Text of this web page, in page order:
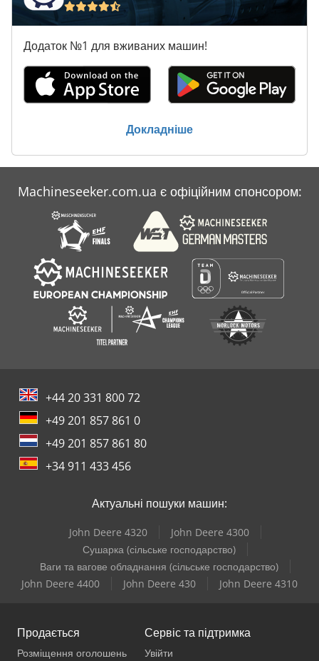
Брамний кран CORMAK 2T – це гарантія надійності та
безпеки при роботі з великими вантажами. Це інвестиція,
яка забезпечить ефективність і точність там, де інші рішення
не справляються. Можливість дооснащення дозволяє легко
адаптувати пристрій до конкретних виробничих або
монтажних потреб. Увага: кран продається без підйомника
– фотографії для ілюстрації. Технічні параметри:
180 мм Висота: 2400 мм – 3600 мм Загальна ширина: 2360
Додаток №1 для вживаних машин!
Докладніше
Machineseeker.com.ua є офіційним спонсором:
+44 20 331 800 72
+49 201 857 861 0
+49 201 857 861 80
+34 911 433 456
Актуальні пошуки машин:
John Deere 4320
John Deere 4300
Сушарка (сільське господарство)
Ваги та вагове обладнання (сільське господарство)
John Deere 4400
John Deere 430 John Deere 4310
Продається
Розміщення оголошень
Сервіс та підтримка
Увійти